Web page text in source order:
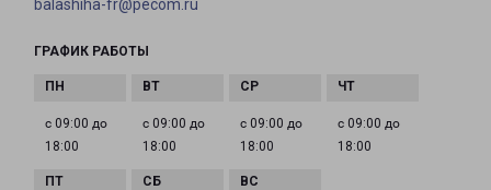
balashiha-fr@pecom.ru
ГРАФИК РАБОТЫ
с 09:00 до
18:00
с 09:00 до
18:00
с 09:00 до
18:00
с 09:00 до
18:00